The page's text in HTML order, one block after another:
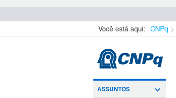
Você está aqui: CNPq
ASSUNTOS